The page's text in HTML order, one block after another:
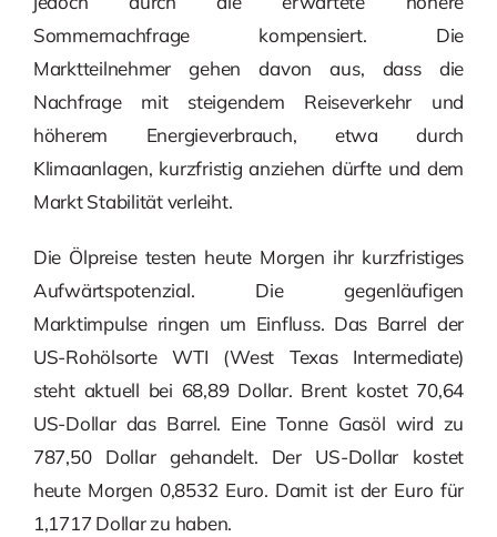
Sommernachfrage kompensiert. Die
Marktteilnehmer gehen davon aus, dass die
Nachfrage mit steigendem Reiseverkehr und
höherem Energieverbrauch, etwa durch
Klimaanlagen, kurzfristig anziehen dürfte und dem
Markt Stabilität verleiht.
Die Ölpreise testen heute Morgen ihr kurzfristiges
Aufwärtspotenzial. Die gegenläufigen
Marktimpulse ringen um Einfluss. Das Barrel der
US-Rohölsorte WTI (West Texas Intermediate)
steht aktuell bei 68,89 Dollar. Brent kostet 70,64
US-Dollar das Barrel. Eine Tonne Gasöl wird zu
787,50 Dollar gehandelt. Der US-Dollar kostet
heute Morgen 0,8532 Euro. Damit ist der Euro für
1,1717 Dollar zu haben.